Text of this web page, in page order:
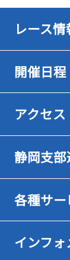
レース情
開催日程
アクセ
静岡支
各種サー
インフ